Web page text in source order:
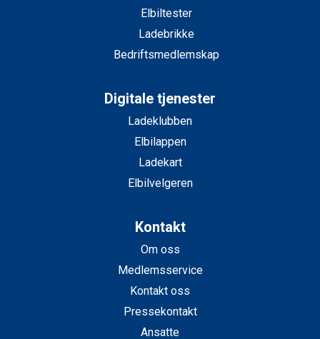
Elbiltester
Ladebrikke
Bedriftsmedlemskap
Digitale tjenester
Ladeklubben
Elbilappen
Ladekart
Elbilvelgeren
Kontakt
Om oss
Medlemsservice
Kontakt oss
Pressekontakt
Ansatte